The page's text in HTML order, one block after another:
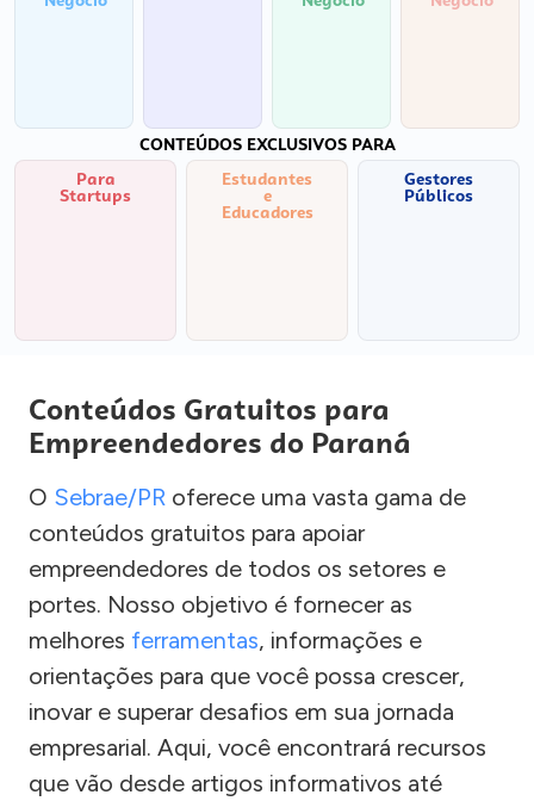
CONTEÚDOS EXCLUSIVOS PARA
Para
Startups
Estudantes
e
Educadores
Gestores
Públicos
Conteúdos Gratuitos para
Empreendedores do Paraná
O Sebrae/PR oferece uma vasta gama de
conteúdos gratuitos para apoiar
empreendedores de todos os setores e
portes. Nosso objetivo é fornecer as
melhores ferramentas, informações e
orientações para que você possa crescer,
inovar e superar desafios em sua jornada
empresarial. Aqui, você encontrará recursos
que vão desde artigos informativos até